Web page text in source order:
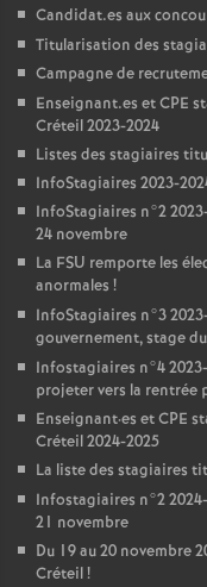
Candidat.es aux
Titularisation des
Campagne de
Enseignant.es etCPE
Créteil 2023-2024
Listes des stagiaires
InfoStagiaires 2023-
InfoStagiaires n°2
24 novembre
La FSU remporte les
anormales !
InfoStagiaires n°3
gouvernement, stage
Infostagiaires n°4
projeter vers la rentrée
Enseignant·es etCPE
Créteil 2024-2025
La liste des stagiaires
Infostagiaires n°2
21 novembre
Du 19 au 20 novembre
Créteil!